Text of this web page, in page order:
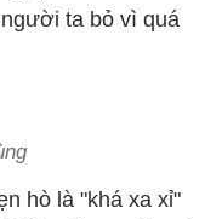
ta bỏ vì quá
hò là "khá xa xỉ"